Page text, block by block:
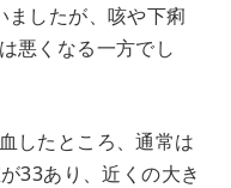
したが、咳や下痢
悪くなる一方でし
したところ、通常は
33あり、近くの大き